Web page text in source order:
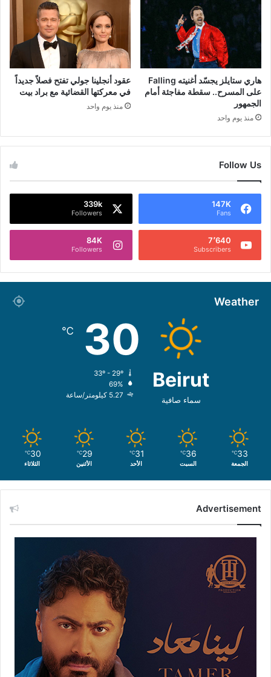
هاري ستايلز يجسّد أغنيته Falling
على المسرح.. سقطة مفاجئة أمام
الجمهور
منذ يوم واحد
عقود أنجلينا جولي تفتح فصلاً جديداً
في معركتها القضائية مع براد بيت
منذ يوم واحد
Follow Us
147K
Fans
339k
Followers
7٬640
Subscribers
84K
Followers
Weather
Beirut
سماء صافية
30
℃
69%
5.27 كيلومتر/ساعة
33
℃
الجمعة
36
℃
السبت
31
℃
الأحد
29
℃
الأثنين
30
℃
الثلاثاء
Advertisement